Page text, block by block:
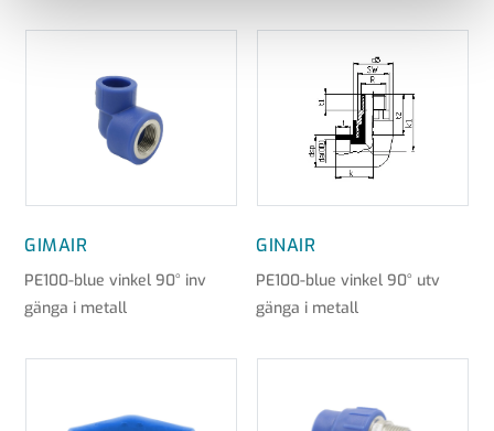
GIMAIR
PE100-blue vinkel 90° inv
gänga i metall
GINAIR
PE100-blue vinkel 90° utv
gänga i metall